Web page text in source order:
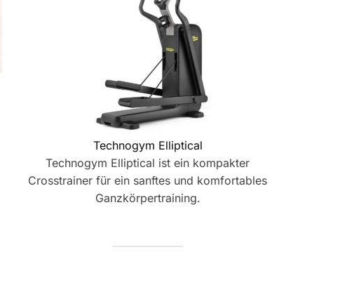
Technogym Elliptical
Technogym Elliptical ist ein kompakter
Crosstrainer für ein sanftes und komfortables
Ganzkörpertraining.